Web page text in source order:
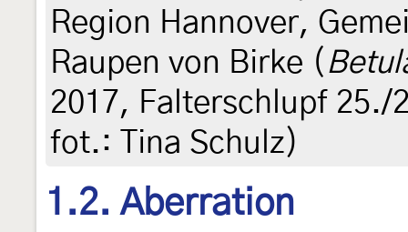
Region Hannover,
Raupen von Birke (
2017, Falterschlupf
fot.: Tina Schulz)
1.2. Aberration